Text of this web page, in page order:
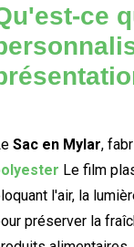
ce
Sac en Mylar,
Le film
l'air, la
préserver la